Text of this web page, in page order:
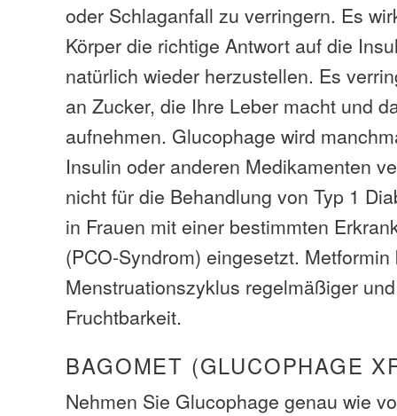
oder Schlaganfall zu verringern. Es
Körper die richtige Antwort auf die
natürlich wieder herzustellen. Es
an Zucker, die Ihre Leber macht und
aufnehmen. Glucophage wird
Insulin oder anderen Medikamenten
nicht für die Behandlung von Typ 1
in Frauen mit einer bestimmten
(PCO-Syndrom) eingesetzt. Metformin
Menstruationszyklus regelmäßiger
Fruchtbarkeit.
BAGOMET (GLUCOPHAGE
Nehmen Sie Glucophage genau wie